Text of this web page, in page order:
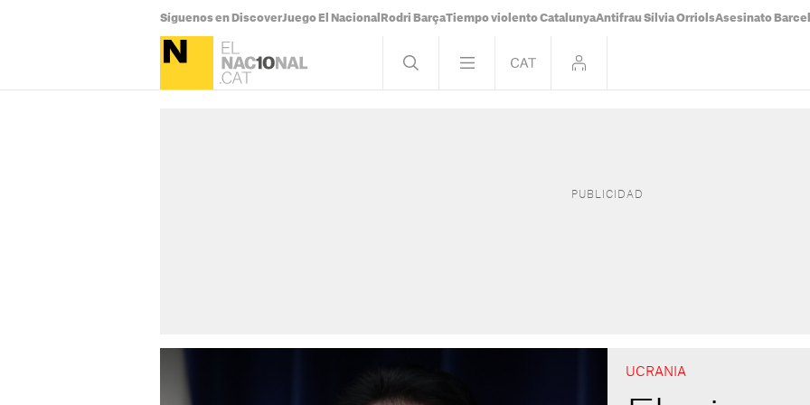
Síguenos en DiscoverJuego El Nacional Rodri BarçaTiempo violento CatalunyaAntifrau Sílvia OrriolsAsesinato
UCRANIA